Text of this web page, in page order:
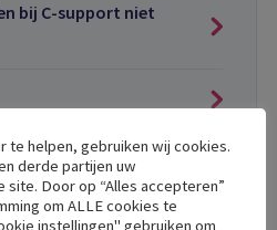
bij C-support niet
alle
en C-support
te helpen, gebruiken wij cookies.
derde partijen uw
Door op “Alles accepteren”
om ALLE cookies te
instellingen" gebruiken om